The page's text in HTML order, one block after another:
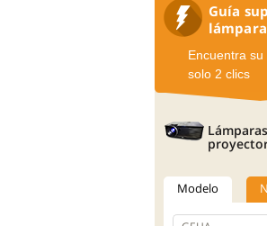
Guía
Encuentra
solo 2 clics
Modelo